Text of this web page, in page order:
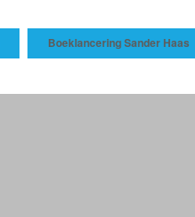
Boeklancering Sander Haas